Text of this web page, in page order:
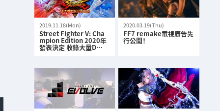
2019.11.18(Mon)
Street Fighter V: Cha
mpion Edition 2020年
發表決定 收錄大量D…
2020.03.19(Thu)
FF7 remake電視廣告先
行公開！